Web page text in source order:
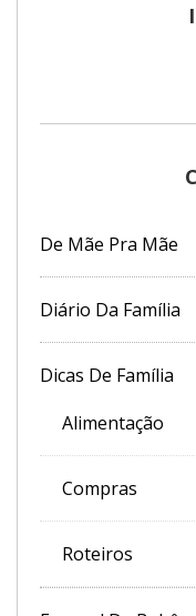
De Mãe Pra Mãe
Diário Da Família
Dicas De Família
Alimentação
Compras
Roteiros